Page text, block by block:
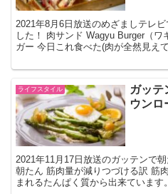
2021年8月6日放送のめざましテレ
した！ 肉サンド Wagyu Burger（
ガー 今日これ食べた(肉が全然見え
ライフスタイル
ガッテ
ウンロ
2021年11月17日放送のガッテンで
朝たん 筋肉量が減りつづける訳 筋
まれるたんぱく質から出来ていま